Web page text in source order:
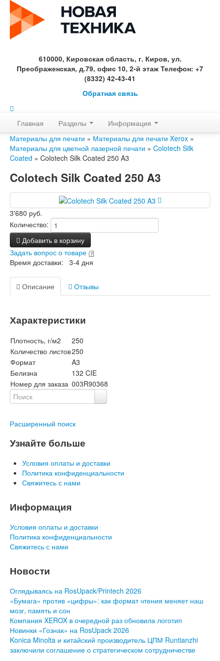
610000, Кировская область, г. Киров, ул.
Преображенская, д.79, офис 10, 2-й этаж Телефон: +7
(8332) 42-43-41
Обратная связь
Главная Разделы
Информация
Материалы для печати » Материалы для печати Xerox »
Материалы для цветной лазерной печати » Colotech Silk
Coated » Colotech Silk Coated 250 A3
Colotech Silk Coated 250 A3
3'680 руб.
Количество:
Добавить в корзину
Задать вопрос о товаре
Время доставки: 3-4 дня
Описание Отзывы
Характеристики
Плотность, г/м2
250
Количество листов250
Формат
A3
Белизна
132 CIE
Номер для заказа 003R90368
Расширенный поиск
Узнайте больше
Условия оплаты и доставки
Политика конфиденциальности
Свяжитесь с нами
Информация
Условия оплаты и доставки
Политика конфиденциальности
Свяжитесь с нами
Новости
Оглядываясь на RosUpack/Printech 2026
«Бумага» против «цифры»: как формат чтения меняет наш
мозг, память и сон
Компания XEROX в очередной раз обновила логотип
Новинки «Гознак» на RosUpack 2026
Konica Minolta и китайский производитель ЦПМ Runtianzhi
заключили соглашение о стратегическом сотрудничестве